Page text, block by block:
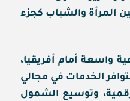
المرأة والشباب كجزء
واسعة أمام أفريقيا،
الخدمات في مجالي
وتوسيع الشمول